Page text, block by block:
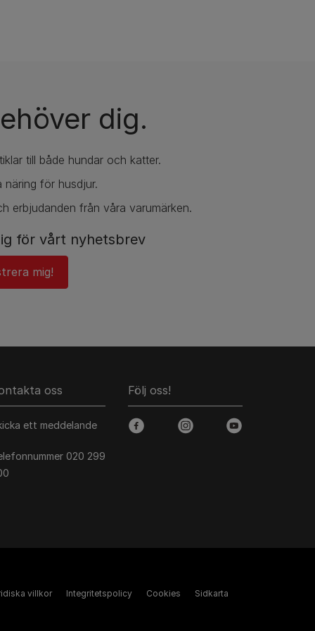
dig.
till både hundar och katter.
näring för husdjur.
erbjudanden från våra varumärken.
för vårt nyhetsbrev
mig!
oss
ett meddelande
020 299
Följ oss!
facebookinstagramyoutube
villkor Integritetspolicy Cookies Sidkarta